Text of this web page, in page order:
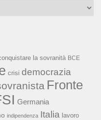
la sovranità BCE
crisi democrazia
Fronte
Germania
indipendenza Italia lavoro